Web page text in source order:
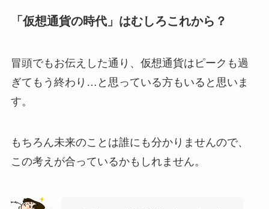
「仮想通貨の時代」はむしろこれから？
冒頭でもお伝えした通り、仮想通貨はピークも過
ぎてもう終わり…と思っている方もいると思いま
す。
もちろん未来のことは誰にも分かりませんので、
この考えが合っているかもしれません。